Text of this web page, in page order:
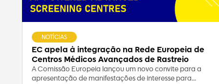
EC apela à integração na Rede Europeia de
Centros Médicos Avançados de Rastreio
NOTÍCIAS
A Comissão Europeia lançou um novo convite para a
apresentação de manifestações de interesse para...